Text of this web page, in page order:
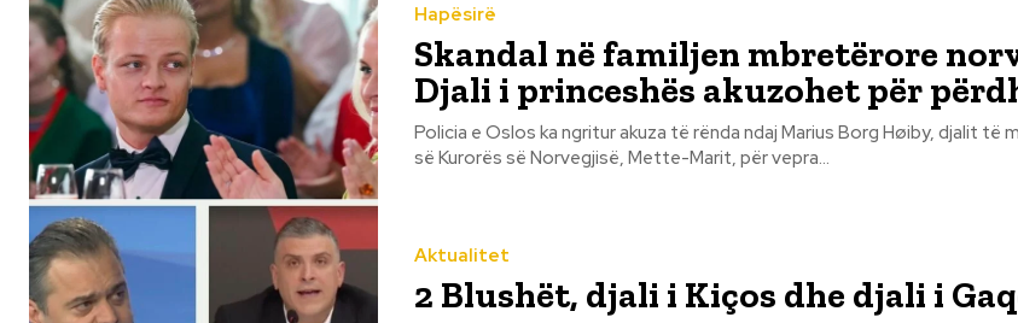
Hapësirë
Skandal në familjen mbretërore
Djali i princeshës akuzohet për
Policia e Oslos ka ngritur akuza të rënda ndaj Marius Borg Høiby, djalit të
së Kurorës së Norvegjisë, Mette-Marit, për vepra...
Aktualitet
2 Blushët, djali i Kiços dhe djali i